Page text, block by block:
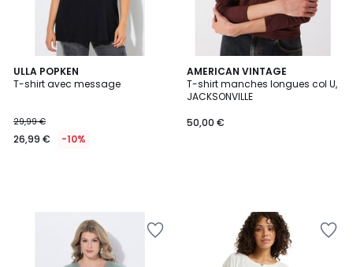
ULLA POPKEN
T-shirt avec message
29,99 €
26,99 € -10%
AMERICAN VINTAGE
T-shirt manches longues col U,
JACKSONVILLE
50,00 €